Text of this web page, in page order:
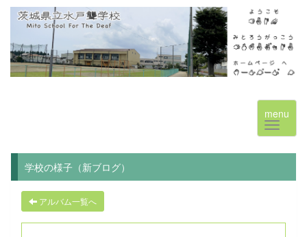
menu
学校の様子（新ブログ）
アルバム一覧へ